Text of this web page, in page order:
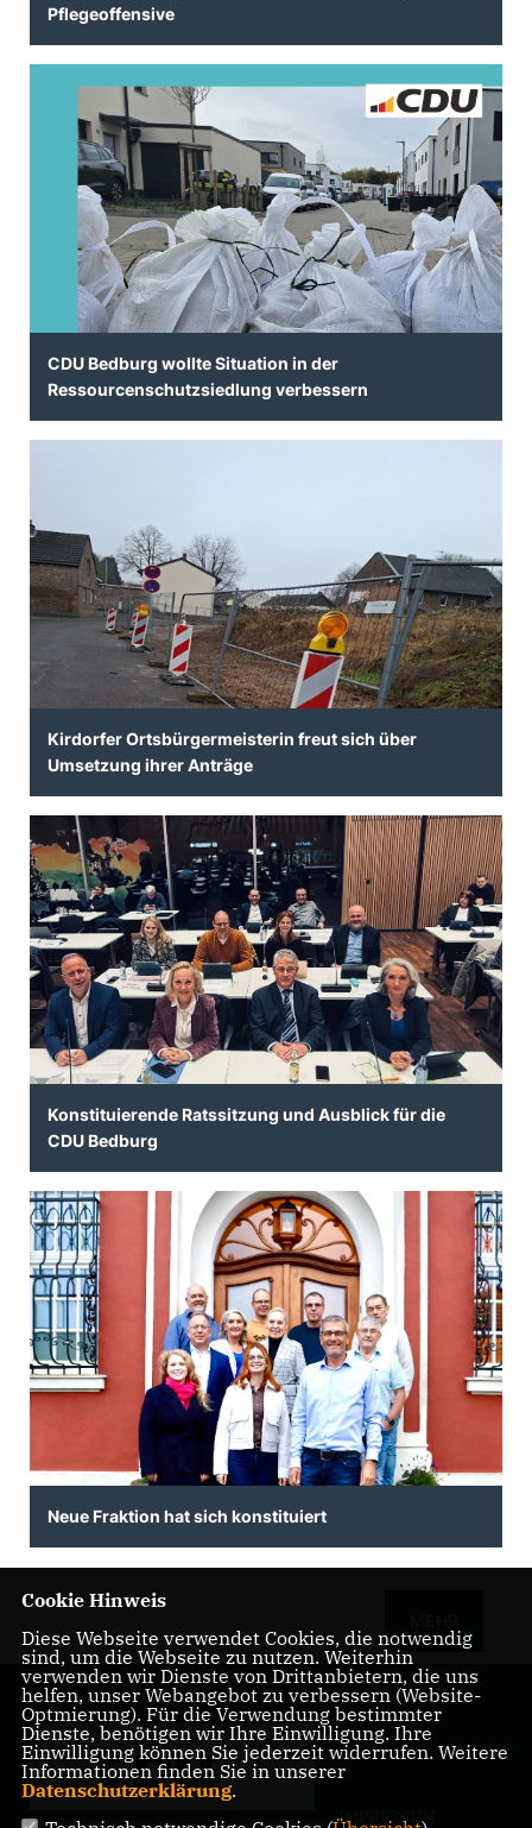
Pflegeoffensive
CDU Bedburg wollte Situation in der
Ressourcenschutzsiedlung verbessern
Kirdorfer Ortsbürgermeisterin freut sich über
Umsetzung ihrer Anträge
Konstituierende Ratssitzung und Ausblick für die
CDU Bedburg
Neue Fraktion hat sich konstituiert
IMPRESSUM
Cookie Hinweis
Diese Webseite verwendet Cookies, die notwendig
sind, um die Webseite zu nutzen. Weiterhin
verwenden wir Dienste von Drittanbietern, die uns
helfen, unser Webangebot zu verbessern (Website-
Optmierung). Für die Verwendung bestimmter
Dienste, benötigen wir Ihre Einwilligung. Ihre
Einwilligung können Sie jederzeit widerrufen. Weitere
Informationen finden Sie in unserer
Datenschutzerklärung.